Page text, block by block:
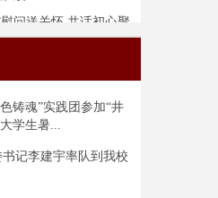
慰问送关怀 共话初心聚
展走访慰问活动
铸魂”实践团参加“井
学生暑...
记李建宇率队到我校